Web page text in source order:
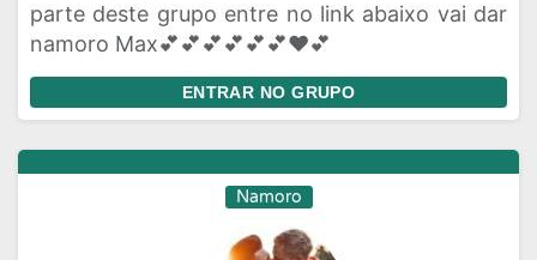
parte deste grupo entre no link abaixo vai dar
namoro Max💕💕💕💕💕💕❤️💕
ENTRAR NO GRUPO
Namoro